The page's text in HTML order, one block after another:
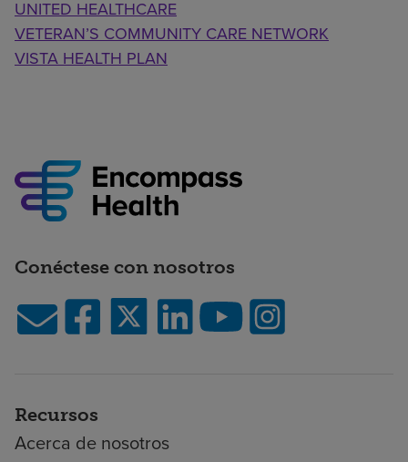
UNITED HEALTHCARE
VETERAN’S COMMUNITY CARE NETWORK
VISTA HEALTH PLAN
Conéctese con nosotros
Recursos
Acerca de nosotros